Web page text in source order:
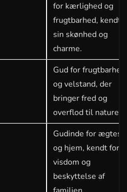
for kærlighed og
frugtbarhed, kendt
sin skønhed og
charme.
Gud for frugtbarhed
og velstand, der
bringer fred og
overflod til naturen.
Gudinde for
og hjem, kendt for
visdom og
beskyttelse af